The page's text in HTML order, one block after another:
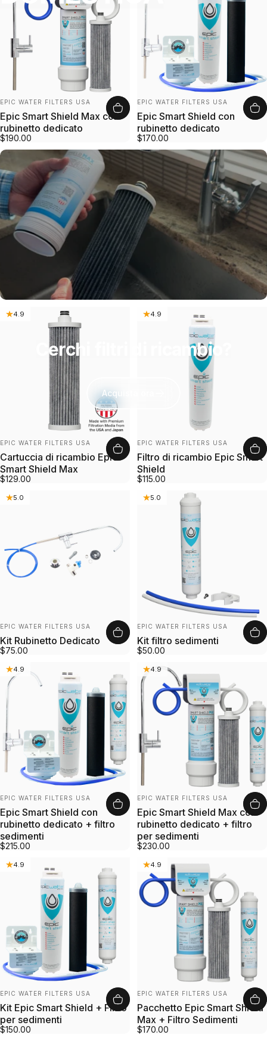
Fornitore:
EPIC WATER FILTERS USA
Epic Smart Shield Max con
rubinetto dedicato
$190.00
Cerchi filtri di ricambio?
Acquista ora
Fornitore:
EPIC WATER FILTERS USA
Epic Smart Shield con
rubinetto dedicato
$170.00
4.9
Fornitore:
EPIC WATER FILTERS USA
Cartuccia di ricambio Epic
Smart Shield Max
$129.00
4.9
Fornitore:
EPIC WATER FILTERS USA
Filtro di ricambio Epic Smart
Shield
$115.00
5.0
Fornitore:
EPIC WATER FILTERS USA
Kit Rubinetto Dedicato
$75.00
5.0
Fornitore:
EPIC WATER FILTERS USA
Kit filtro sedimenti
$50.00
4.9
Fornitore:
EPIC WATER FILTERS USA
Epic Smart Shield con
rubinetto dedicato + filtro
sedimenti
$215.00
4.9
Fornitore:
EPIC WATER FILTERS USA
Epic Smart Shield Max con
rubinetto dedicato + filtro
per sedimenti
$230.00
4.9
Fornitore:
EPIC WATER FILTERS USA
Kit Epic Smart Shield + Filtro
per sedimenti
$150.00
4.9
Fornitore:
EPIC WATER FILTERS USA
Pacchetto Epic Smart Shield
Max + Filtro Sedimenti
$170.00